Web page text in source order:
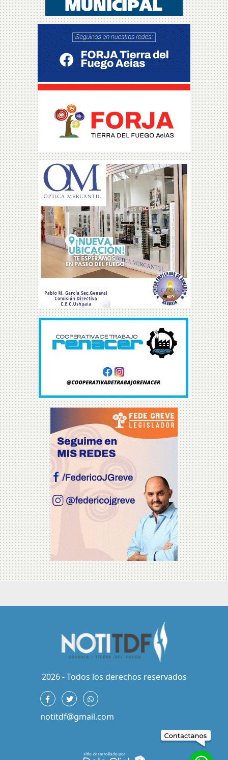
2026 - Todos los derechos reservados
notitdf@gmail.com